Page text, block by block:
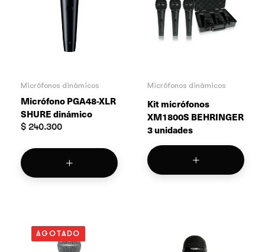
Micrófonos dinámicos
Micrófono PGA48-XLR
SHURE dinámico
$ 240.300
Micrófonos dinámicos
Kit micrófonos
XM1800S BEHRINGER
3 unidades
AGOTADO